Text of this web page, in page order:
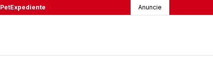
PetExpediente Anuncie